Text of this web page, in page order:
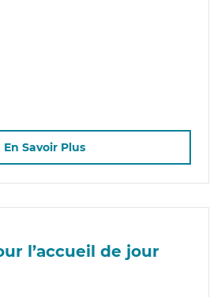
En Savoir Plus
l’accueil de jour